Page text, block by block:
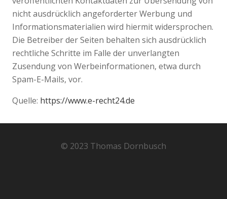
nicht ausdrücklich angeforderter Werbung und
Informationsmaterialien wird hiermit widersprochen.
Die Betreiber der Seiten behalten sich ausdrücklich
rechtliche Schritte im Falle der unverlangten
Zusendung von Werbeinformationen, etwa durch
Spam-E-Mails, vor.
Quelle: https://www.e-recht24.de
© 2023 Thomas Dornbusch